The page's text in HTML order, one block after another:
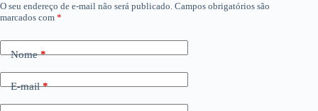
O seu endereço de e-mail não será publicado. Campos obrigatórios são
marcados com *
Nome*
E-mail*